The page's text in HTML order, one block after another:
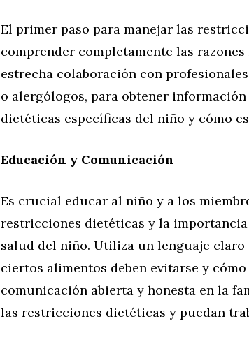
El primer paso para manejar las
comprender completamente las
estrecha colaboración con
o alergólogos, para obtener
dietéticas específicas del niño y cómo
Educación y Comunicación
Es crucial educar al niño y a los
restricciones dietéticas y la
salud del niño. Utiliza un lenguaje
ciertos alimentos deben evitarse y
comunicación abierta y honesta en la
las restricciones dietéticas y puedan